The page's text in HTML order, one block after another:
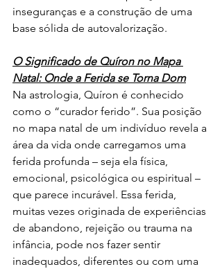
inseguranças e a construção de uma
base sólida de autovalorização.
O Significado de Quíron no Mapa
Natal: Onde a Ferida se Torna Dom
Na astrologia, Quíron é conhecido
como o “curador ferido”. Sua posição
no mapa natal de um indivíduo revela a
área da vida onde carregamos uma
ferida profunda – seja ela física,
emocional, psicológica ou espiritual –
que parece incurável. Essa ferida,
muitas vezes originada de experiências
de abandono, rejeição ou trauma na
infância, pode nos fazer sentir
inadequados, diferentes ou com uma